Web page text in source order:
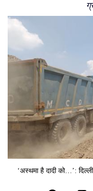
‘अस्थमा है दादी को…’: